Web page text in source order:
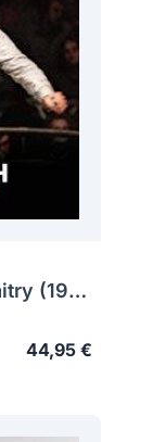
SHOSTAKOVICH, Dmitry (1906-1975)
44,95 €